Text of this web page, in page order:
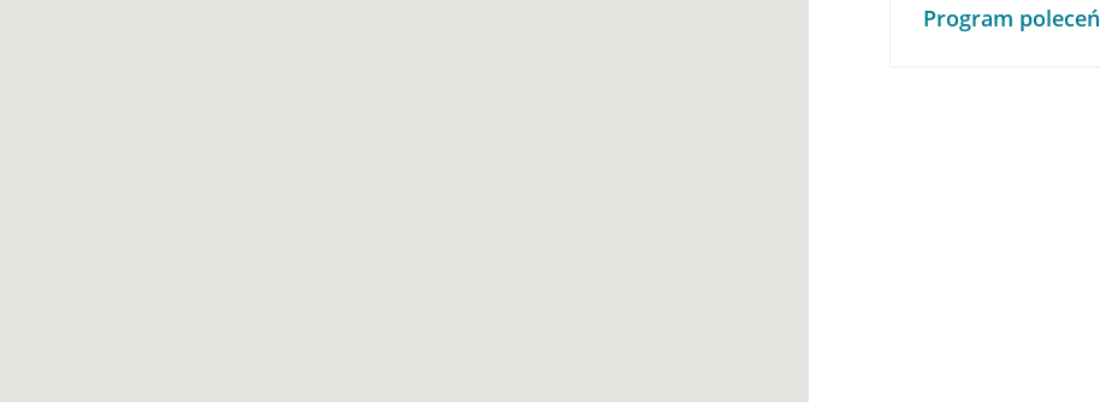
Program poleceń